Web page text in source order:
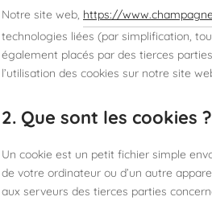
Notre site web, https://
technologies liées (par simplification,
également placés par des tierces
l’utilisation des cookies sur notre site
2. Que sont les cookies ?
Un cookie est un petit fichier simple
de votre ordinateur ou d’un autre
aux serveurs des tierces parties